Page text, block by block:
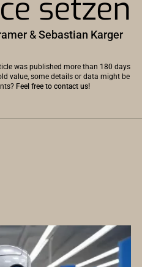
setzen
&Sebastian Karger
was published more than 180 days
value, some details or data might be
Feel free to contact us!